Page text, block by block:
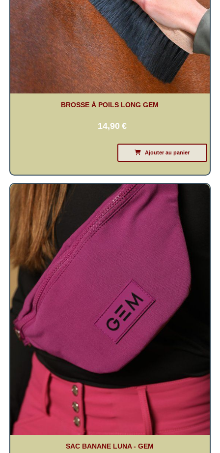
BROSSE À POILS LONG GEM
14,90 €
Ajouter au panier
SAC BANANE LUNA - GEM